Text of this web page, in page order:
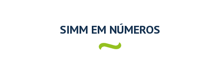
SIMM EM NÚMEROS